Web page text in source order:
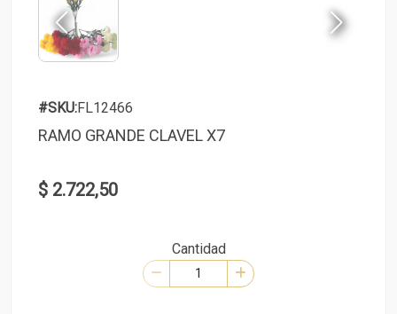
#SKU:FL12466
RAMO GRANDE CLAVEL X7
$ 2.722,50
Cantidad